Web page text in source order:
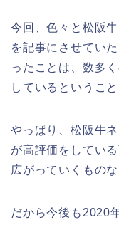
今回、色々と松阪
を記事にさせてい
ったことは、数多
しているというこ
やっぱり、松阪牛
が高評価をしてい
広がっていくもの
だから今後も2020